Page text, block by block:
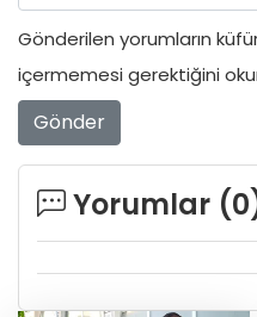
Gönderilen yorumların
içermemesi gerektiğini
Gönder
Yorumlar (0